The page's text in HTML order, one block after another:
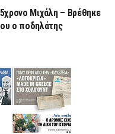
Μιχάλη – Βρέθηκε
ο ποδηλάτης